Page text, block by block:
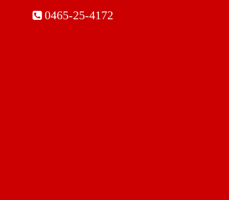
0465-25-4172